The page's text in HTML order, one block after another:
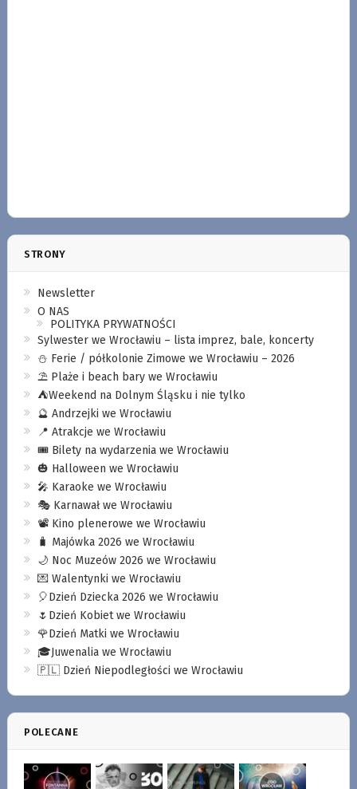
STRONY
Newsletter
O NAS
POLITYKA PRYWATNOŚCI
Sylwester we Wrocławiu – lista imprez, bale, koncerty
⛄️ Ferie / półkolonie Zimowe we Wrocławiu – 2026
⛱️ Plaże i beach bary we Wrocławiu
⛺️Weekend na Dolnym Śląsku i nie tylko
🔮 Andrzejki we Wrocławiu
📍 Atrakcje we Wrocławiu
🎟️ Bilety na wydarzenia we Wrocławiu
🎃 Halloween we Wrocławiu
🎤 Karaoke we Wrocławiu
🎭 Karnawał we Wrocławiu
📽️ Kino plenerowe we Wrocławiu
🧳 Majówka 2026 we Wrocławiu
🌙 Noc Muzeów 2026 we Wrocławiu
💌 Walentynki we Wrocławiu
🎈Dzień Dziecka 2026 we Wrocławiu
🌷Dzień Kobiet we Wrocławiu
🌹Dzień Matki we Wrocławiu
🎓Juwenalia we Wrocławiu
🇵🇱 Dzień Niepodległości we Wrocławiu
POLECANE